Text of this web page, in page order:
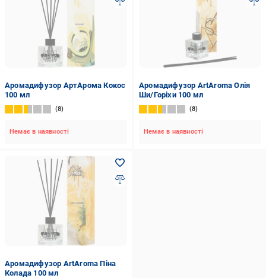
Аромадифузор АртАрома Кокос
100 мл
8
Немає в наявності
Аромадифузор ArtAroma Олія
Ши/Горіхи 100 мл
8
Немає в наявності
Аромадифузор ArtAroma Піна
Колада 100 мл